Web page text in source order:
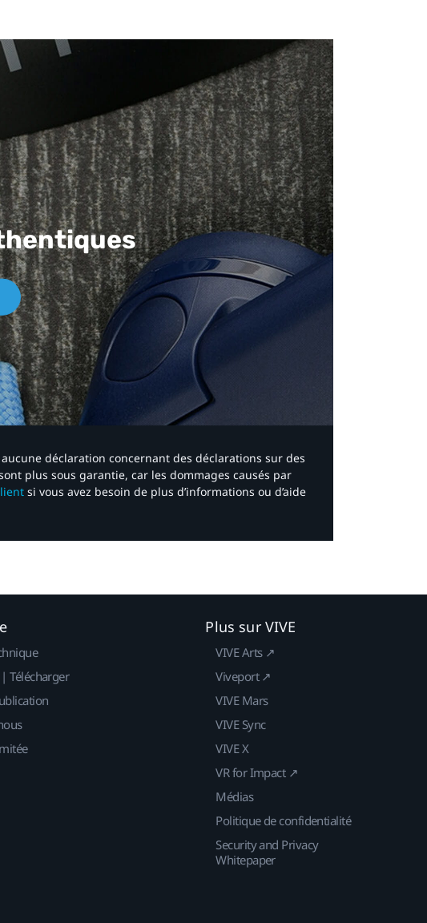
déclaration concernant des déclarations sur des
plus sous garantie, car les dommages causés par
si vous avez besoin de plus d’informations ou d’aide
Télécharger
Plus sur VIVE
VIVE Arts ↗
Viveport ↗
VIVE Mars
VIVE Sync
VIVE X
VR for Impact ↗
Médias
Politique de confidentialité
Security and Privacy
Whitepaper